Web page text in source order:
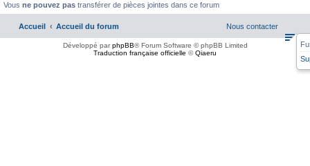
Vous ne pouvez pas transférer de pièces jointes dans ce forum
Accueil Accueil du forum Nous contacter
Développé parphpBB® Forum Software © phpBB Limited
Traduction française officielle ©Qiaeru